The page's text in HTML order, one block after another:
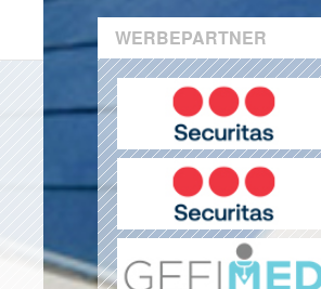
WERBEPARTNER